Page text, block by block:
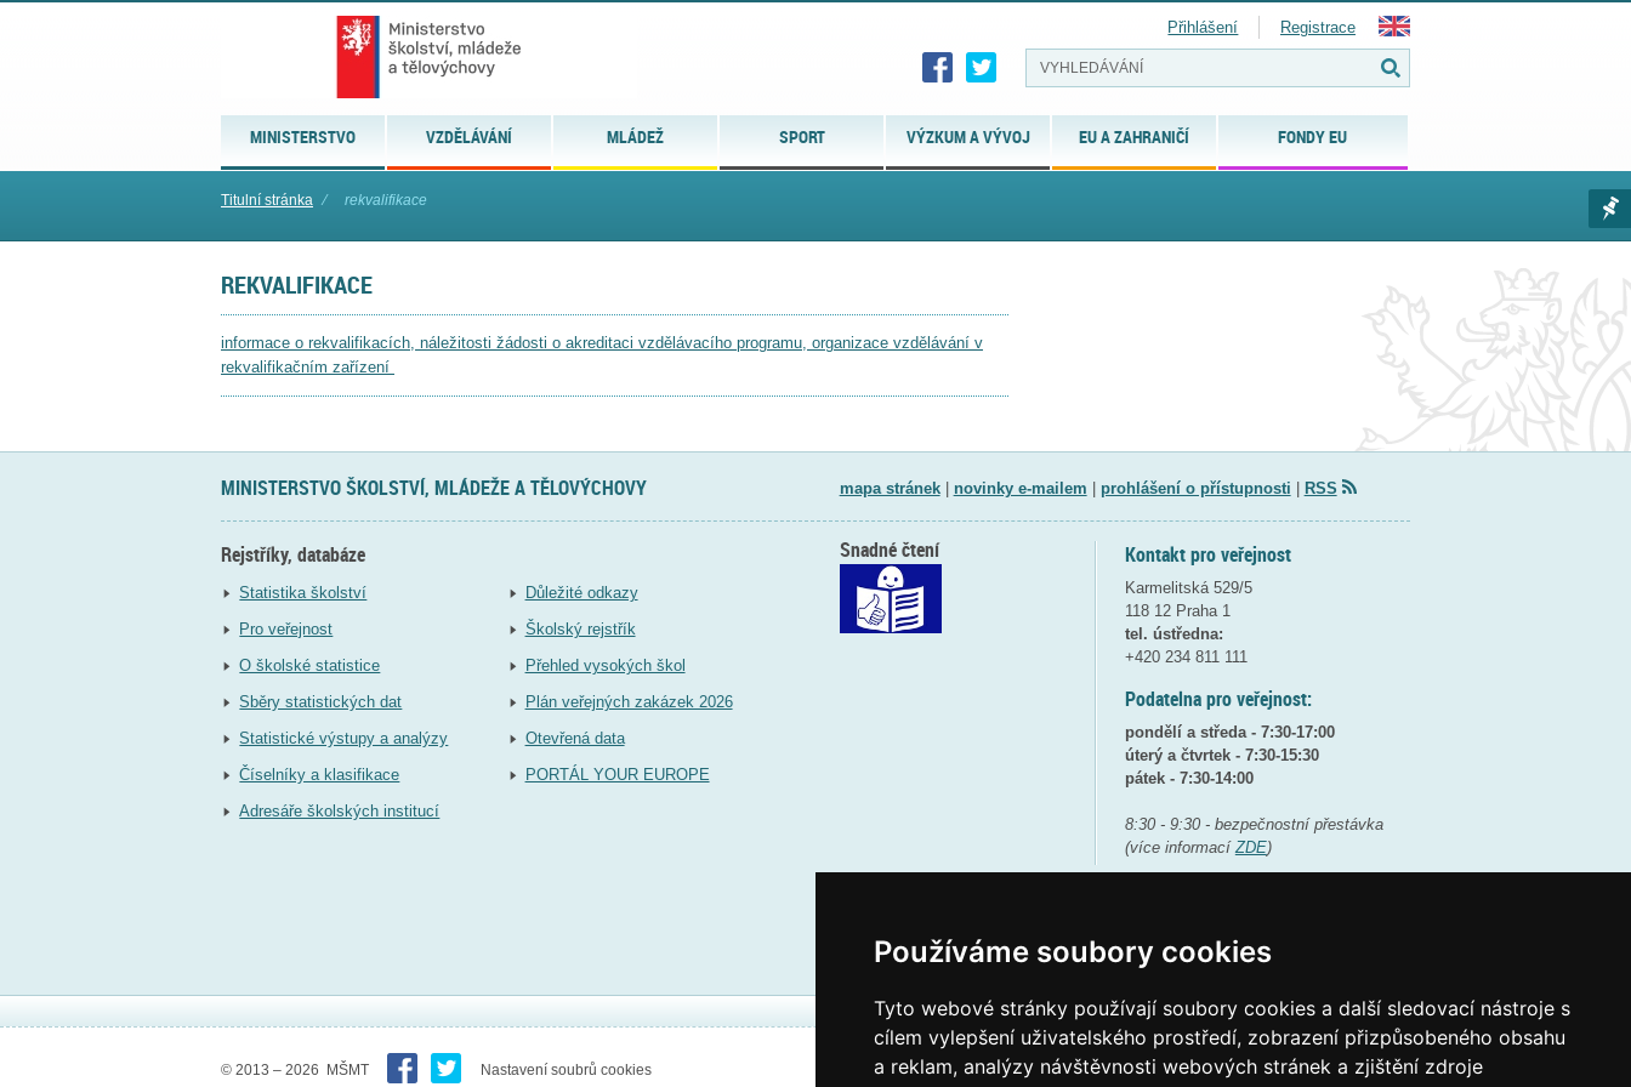
Používáme soubory cookies
Tyto webové stránky používají soubory cookies a další sledovací nástroje s
cílem vylepšení uživatelského prostředí, zobrazení přizpůsobeného obsahu
a reklam, analýzy návštěvnosti webových stránek a zjištění zdroje
MINISTERSTVO VZDĚLÁVÁNÍ MLÁDEŽ SPORT VÝZKUM A VÝVOJ EU A ZAHRANIČÍ FONDY EU
Přihlášení Registrace
Titulní stránka ⁄ rekvalifikace
REKVALIFIKACE
informace o rekvalifikacích, náležitosti žádosti o akreditaci vzdělávacího programu, organizace vzdělávání v
rekvalifikačním zařízení
MINISTERSTVO ŠKOLSTVÍ, MLÁDEŽE A TĚLOVÝCHOVY mapa stránek| novinky e-mailem | prohlášení o přístupnosti | RSS
Rejstříky, databáze
Statistika školství
Pro veřejnost
O školské statistice
Sběry statistických dat
Statistické výstupy a analýzy
Číselníky a klasifikace
Adresáře školských institucí
Důležité odkazy
Školský rejstřík
Přehled vysokých škol
Plán veřejných zakázek 2026
Otevřená data
PORTÁL YOUR EUROPE
Kontakt pro veřejnost
Karmelitská 529/5
118 12 Praha 1
tel. ústředna:
+420 234 811 111
Podatelna pro veřejnost:
pondělí a středa - 7:30-17:00
úterý a čtvrtek - 7:30-15:30
pátek - 7:30-14:00
8:30 - 9:30 - bezpečnostní přestávka
(více informacíZDE)
ID datové schránky:
Snadné čtení
© 2013 – 2026 MŠMT Nastavení soubrů cookies Tvorba webových stránek a aplikací